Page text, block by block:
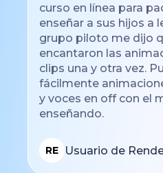
curso en línea para
enseñar a sus hijos a
grupo piloto me dijo
encantaron las
clips una y otra vez.
fácilmente
y voces en off con el
enseñando.
RE Usuario de